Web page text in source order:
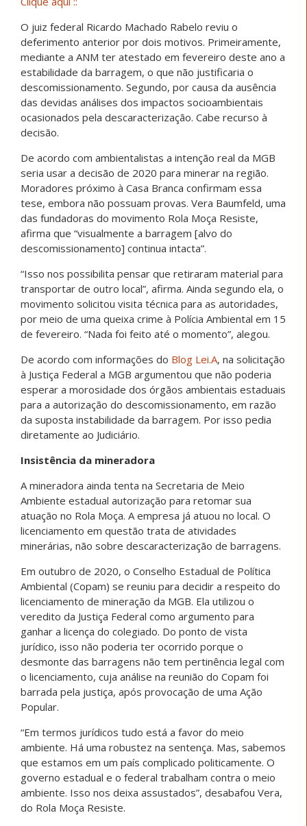
O juiz federal Ricardo Machado Rabelo reviu o
deferimento anterior por dois motivos. Primeiramente,
mediante a ANM ter atestado em fevereiro deste ano a
estabilidade da barragem, o que não justificaria o
descomissionamento. Segundo, por causa da ausência
das devidas análises dos impactos socioambientais
ocasionados pela descaracterização. Cabe recurso à
decisão.
De acordo com ambientalistas a intenção real da MGB
seria usar a decisão de 2020 para minerar na região.
Moradores próximo à Casa Branca confirmam essa
tese, embora não possuam provas. Vera Baumfeld, uma
das fundadoras do movimento Rola Moça Resiste,
afirma que “visualmente a barragem [alvo do
descomissionamento] continua intacta”.
“Isso nos possibilita pensar que retiraram material para
transportar de outro local”, afirma. Ainda segundo ela, o
movimento solicitou visita técnica para as autoridades,
por meio de uma queixa crime à Polícia Ambiental em 15
de fevereiro. “Nada foi feito até o momento”, alegou.
De acordo com informações do Blog Lei.A, na solicitação
à Justiça Federal a MGB argumentou que não poderia
esperar a morosidade dos órgãos ambientais estaduais
para a autorização do descomissionamento, em razão
da suposta instabilidade da barragem. Por isso pedia
diretamente ao Judiciário.
Insistência da mineradora
A mineradora ainda tenta na Secretaria de Meio
Ambiente estadual autorização para retomar sua
atuação no Rola Moça. A empresa já atuou no local. O
licenciamento em questão trata de atividades
minerárias, não sobre descaracterização de barragens.
Em outubro de 2020, o Conselho Estadual de Política
Ambiental (Copam) se reuniu para decidir a respeito do
licenciamento de mineração da MGB. Ela utilizou o
veredito da Justiça Federal como argumento para
ganhar a licença do colegiado. Do ponto de vista
jurídico, isso não poderia ter ocorrido porque o
desmonte das barragens não tem pertinência legal com
o licenciamento, cuja análise na reunião do Copam foi
barrada pela justiça, após provocação de uma Ação
Popular.
“Em termos jurídicos tudo está a favor do meio
ambiente. Há uma robustez na sentença. Mas, sabemos
que estamos em um país complicado politicamente. O
governo estadual e o federal trabalham contra o meio
ambiente. Isso nos deixa assustados”, desabafou Vera,
do Rola Moça Resiste.